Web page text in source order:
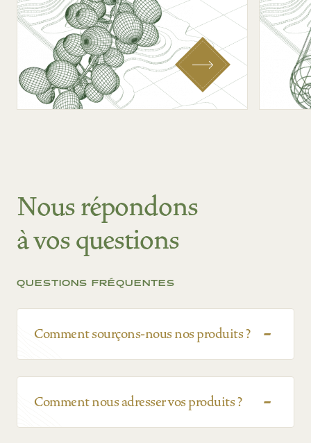
Nous répondons
à vos questions
QUESTIONS FRÉQUENTES
Comment sourçons-nous nos produits ?
Comment nous adresser vos produits ?